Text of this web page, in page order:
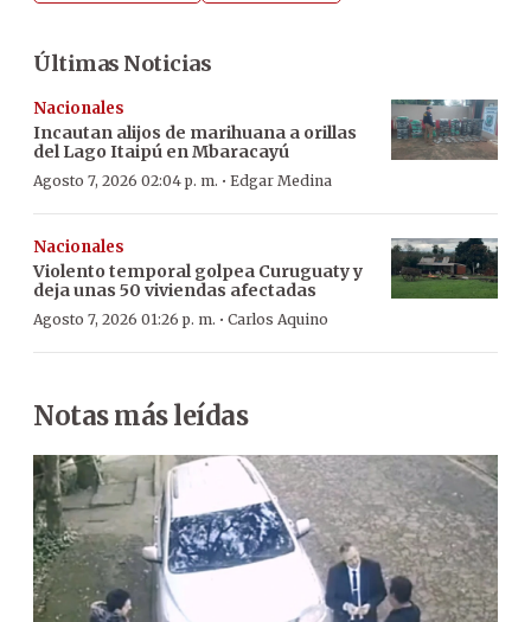
Últimas Noticias
Nacionales
Incautan alijos de marihuana a orillas
del Lago Itaipú en Mbaracayú
Agosto 7, 2026 02:04 p. m. · Edgar Medina
Nacionales
Violento temporal golpea Curuguaty y
deja unas 50 viviendas afectadas
Agosto 7, 2026 01:26 p. m. · Carlos Aquino
Notas más leídas